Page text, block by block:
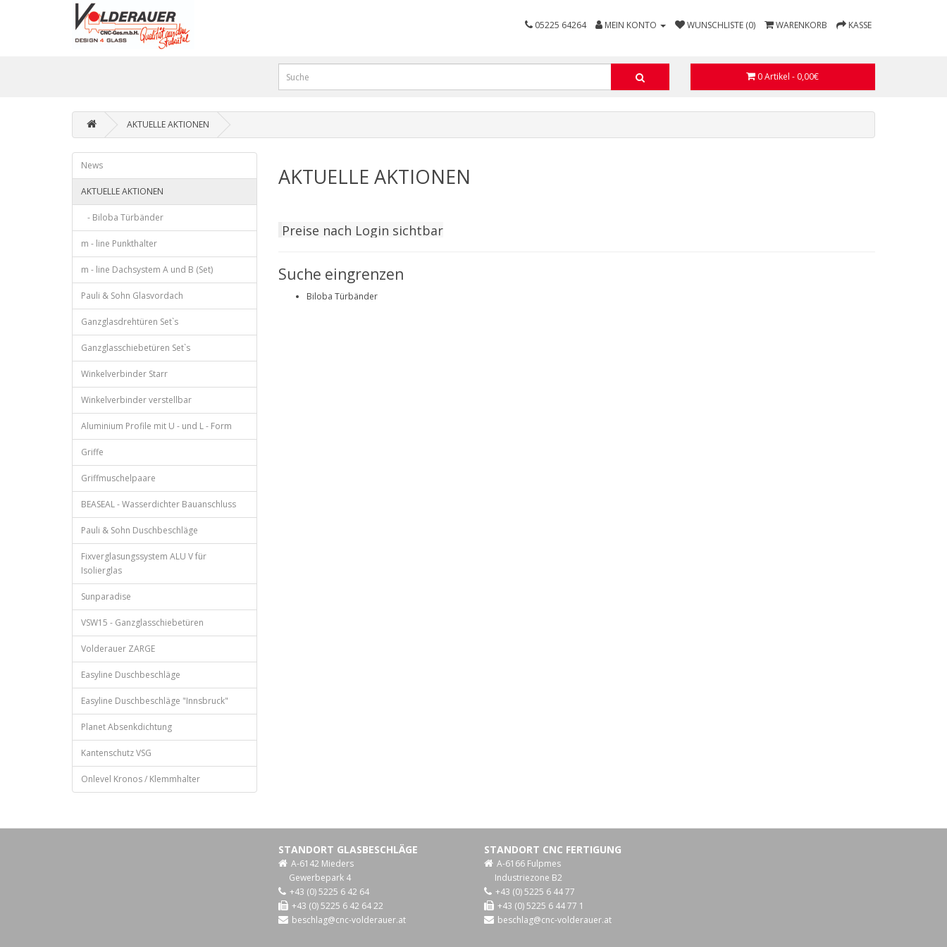
05225 64264 MEIN KONTO WUNSCHLISTE (0) WARENKORB KASSE
0 Artikel - 0,00€
AKTUELLE AKTIONEN
News
AKTUELLE AKTIONEN
- Biloba Türbänder
m - line Punkthalter
m - line Dachsystem A und B (Set)
Pauli & Sohn Glasvordach
Ganzglasdrehtüren Set`s
Ganzglasschiebetüren Set`s
Winkelverbinder Starr
Winkelverbinder verstellbar
Aluminium Profile mit U - und L - Form
Griffe
Griffmuschelpaare
BEASEAL - Wasserdichter Bauanschluss
Pauli & Sohn Duschbeschläge
Fixverglasungssystem ALU V für
Isolierglas
Sunparadise
VSW15 - Ganzglasschiebetüren
Volderauer ZARGE
Easyline Duschbeschläge
Easyline Duschbeschläge "Innsbruck"
Planet Absenkdichtung
Kantenschutz VSG
Onlevel Kronos / Klemmhalter
AKTUELLE AKTIONEN
Preise nach Login sichtbar
Suche eingrenzen
Biloba Türbänder
STANDORT GLASBESCHLÄGE
A-6142 Mieders
Gewerbepark 4
+43 (0) 5225 6 42 64
+43 (0) 5225 6 42 64 22
beschlag@cnc-volderauer.at
STANDORT CNC FERTIGUNG
A-6166 Fulpmes
Industriezone B2
+43 (0) 5225 6 44 77
+43 (0) 5225 6 44 77 1
beschlag@cnc-volderauer.at